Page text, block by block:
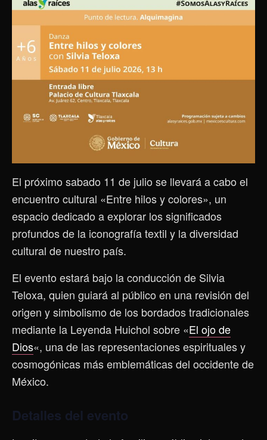
El próximo sabado 11 de julio se llevará a cabo el
encuentro cultural «Entre hilos y colores», un
espacio dedicado a explorar los significados
profundos de la iconografía textil y la diversidad
cultural de nuestro país.
El evento estará bajo la conducción de Silvia
Teloxa, quien guiará al público en una revisión del
origen y simbolismo de los bordados tradicionales
mediante la Leyenda Huichol sobre «El ojo de
Dios«, una de las representaciones espirituales y
cosmogónicas más emblemáticas del occidente de
México.
Detalles del evento